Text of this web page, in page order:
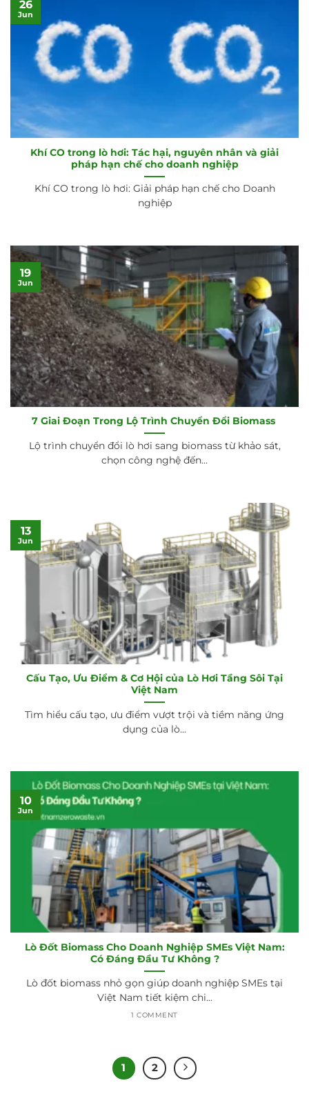
Khí CO trong lò hơi: Tác hại, nguyên nhân và giải
pháp hạn chế cho doanh nghiệp
Khí CO trong lò hơi: Giải pháp hạn chế cho Doanh
nghiệp
26
Jun
7 Giai Đoạn Trong Lộ Trình Chuyển Đổi Biomass
Lộ trình chuyển đổi lò hơi sang biomass từ khảo sát,
chọn công nghệ đến...
19
Jun
Cấu Tạo, Ưu Điểm & Cơ Hội của Lò Hơi Tầng Sôi Tại
Việt Nam
Tìm hiểu cấu tạo, ưu điểm vượt trội và tiềm năng ứng
dụng của lò...
13
Jun
Lò Đốt Biomass Cho Doanh Nghiệp SMEs Việt Nam:
Có Đáng Đầu Tư Không ?
Lò đốt biomass nhỏ gọn giúp doanh nghiệp SMEs tại
Việt Nam tiết kiệm chi...
1 COMMENT
10
Jun
1 2